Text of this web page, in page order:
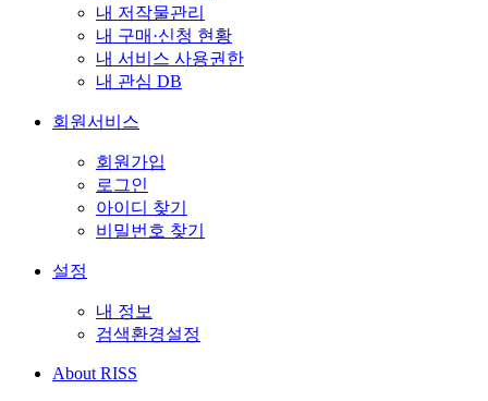
내 저작물관리
내 구매·신청 현황
내 서비스 사용권한
내 관심 DB
회원서비스
회원가입
로그인
아이디 찾기
비밀번호 찾기
설정
내 정보
검색환경설정
About RISS